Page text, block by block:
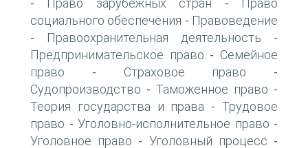
- Право зарубежных стран -
Право
социального обеспечения - Правоведение
- Правоохранительная деятельность -
Предпринимательское право - Семейное
право - Страховое право -
Судопроизводство - Таможенное право -
Теория государства и права -Трудовое
право - Уголовно-исполнительное право -
Уголовное право - Уголовный процесс -